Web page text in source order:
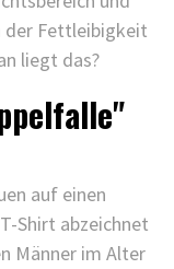
der Fettleibigkeit
liegt das?
auf einen
Shirt abzeichnet
Männer im Alter